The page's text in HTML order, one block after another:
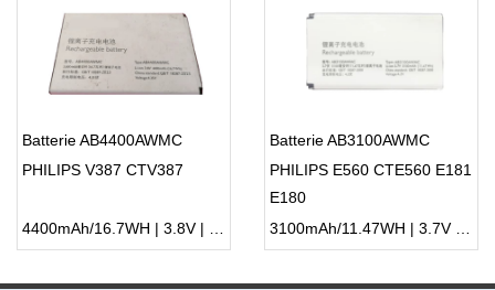
Batterie AB4400AWMC
PHILIPS V387 CTV387
4400mAh/16.7WH | 3.8V | Li-ion ...
Batterie AB3100AWMC
PHILIPS E560 CTE560 E181
E180
3100mAh/11.47WH | 3.7V | Li-ion ...